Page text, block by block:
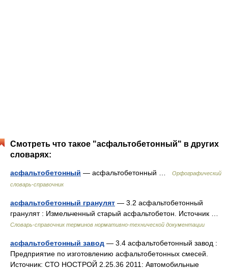
Смотреть что такое "асфальтобетонный" в других
словарях:
асфальтобетонный — асфальтобетонный …
Орфографический
словарь-справочник
асфальтобетонный гранулят — 3.2 асфальтобетонный
гранулят : Измельченный старый асфальтобетон. Источник …
Словарь-справочник терминов нормативно-технической документации
асфальтобетонный завод — 3.4 асфальтобетонный завод :
Предприятие по изготовлению асфальтобетонных смесей.
Источник: СТО НОСТРОЙ 2.25.36 2011: Автомобильные